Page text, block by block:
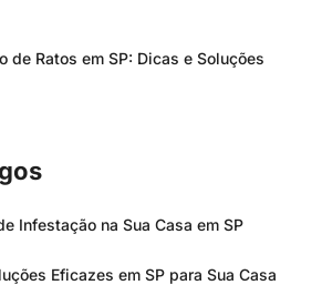
de Ratos em SP: Dicas e Soluções
Infestação na Sua Casa em SP
Eficazes em SP para Sua Casa